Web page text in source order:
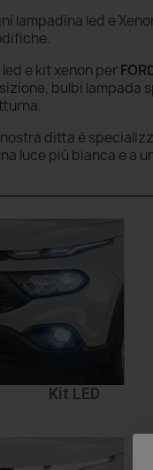
lampadina led e
led e kit xenon per
bulbi lampada
ditta è
luce più bianca e a
Kit LED